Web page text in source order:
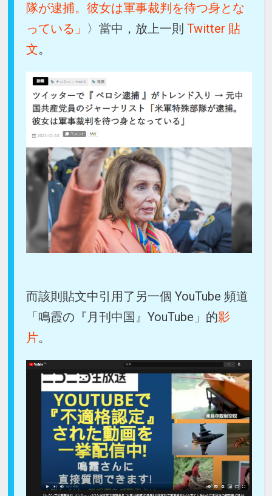
隊が逮捕。彼女は軍事裁判を待つ身とな
っている」 〉當中，放上一則Twitter 貼
文。
而該則貼文中引用了另一個 YouTube 頻道
「鳴霞の『月刊中国』YouTube」的影
片。